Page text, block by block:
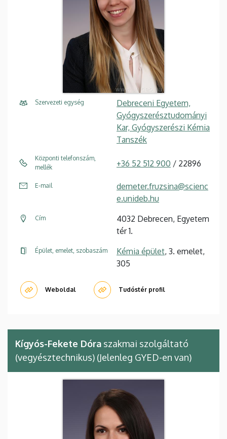
Szervezeti egység
Debreceni Egyetem,
Gyógyszerésztudományi
Kar, Gyógyszerészi Kémia
Tanszék
Központi telefonszám,
mellék
+36 52 512 900 / 22896
E-mail
demeter.fruzsina@scienc
e.unideb.hu
Cím
4032 Debrecen, Egyetem
tér 1.
Épület, emelet, szobaszám Kémia épület, 3. emelet,
305
Weboldal Tudóstér profil
Kígyós-Fekete Dóra szakmai szolgáltató
(vegyésztechnikus) (Jelenleg GYED-en van)